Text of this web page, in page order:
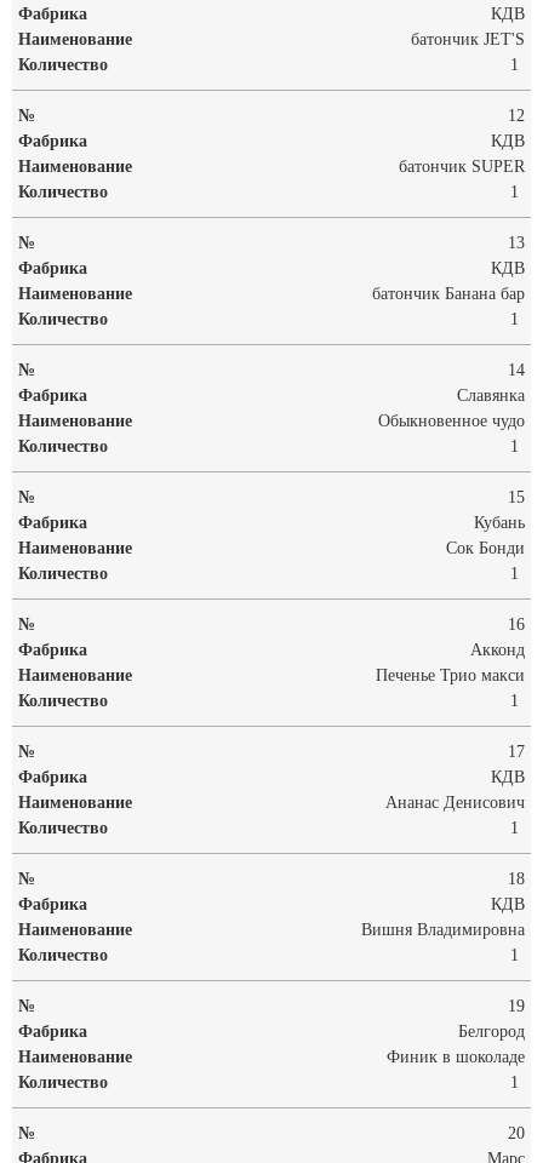
КДВ
батончик JET'S
1
12
КДВ
батончик SUPER
1
13
КДВ
батончик Банана бар
1
14
Славянка
Обыкновенное чудо
1
15
Кубань
Сок Бонди
1
16
Акконд
Печенье Трио макси
1
17
КДВ
Ананас Денисович
1
18
КДВ
Вишня Владимировна
1
19
Белгород
Финик в шоколаде
1
20
Марс